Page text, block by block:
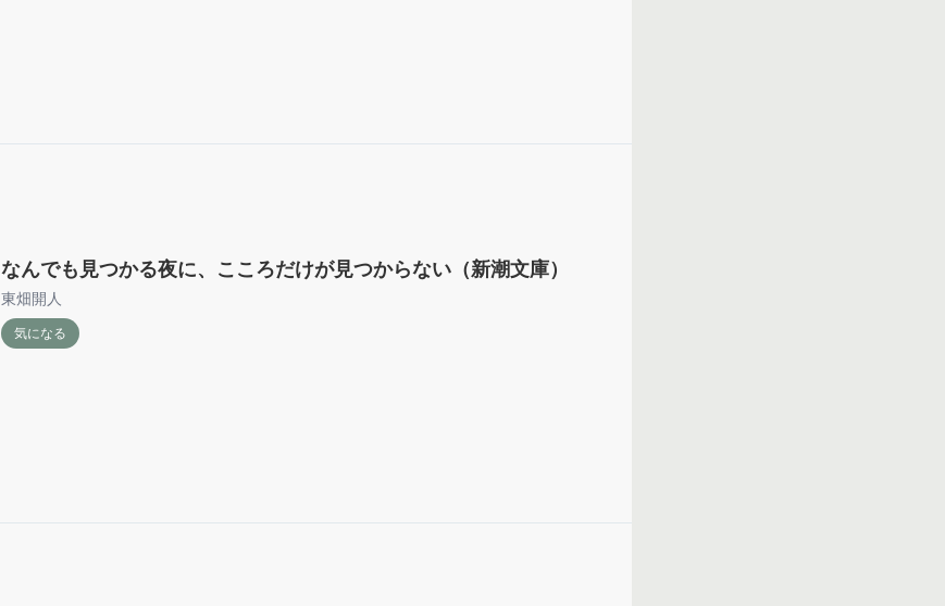
なんでも見つかる夜に、こころだけが見つからない（新潮文庫）
東畑開人
気になる